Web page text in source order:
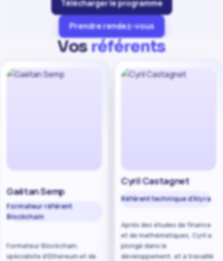
Télécharger le programme
Prendre rendez-vous
Vosréférents
Gaëtan Semp
Formateur référent
Blockchain
Formateur Blockchain,
spécialiste d'Ethereum et de
Cyril Castagnet
Référent technique d'Alyra
Après des études de finance
et de mathématiques, Cyril a
plongé dans le
développement, et a travaillé